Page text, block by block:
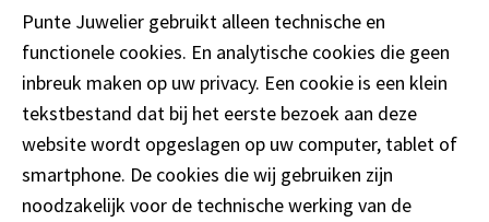
Punte Juwelier gebruikt alleen technische en
functionele cookies. En analytische cookies die geen
inbreuk maken op uw privacy. Een cookie is een klein
tekstbestand dat bij het eerste bezoek aan deze
website wordt opgeslagen op uw computer, tablet of
smartphone. De cookies die wij gebruiken zijn
noodzakelijk voor de technische werking van de